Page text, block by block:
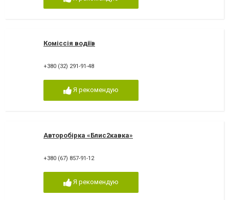
Коміссія водіїв
+380 (32) 291-91-48
Я рекомендую
Авторобірка «Блис2кавка»
+380 (67) 857-91-12
Я рекомендую